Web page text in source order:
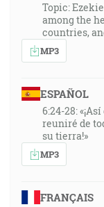
Topic:
among the
countries,
MP3
ESPAÑOL
6:24-28:
reuniré de
su tierra!»
MP3
FRANÇAIS